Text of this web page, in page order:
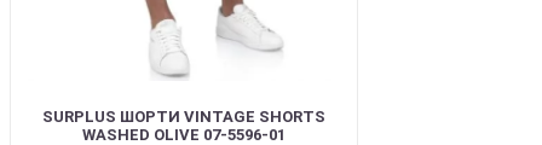
SURPLUS ШОРТИ VINTAGE SHORTS
WASHED OLIVE 07-5596-01